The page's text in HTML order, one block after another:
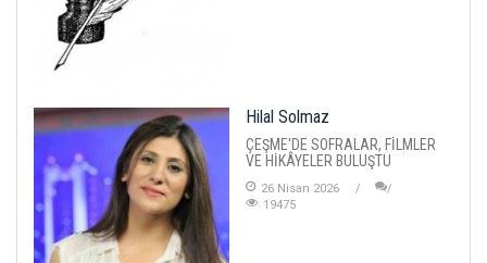
Hilal Solmaz
ÇEŞME'DE SOFRALAR, FİLMLER
VE HİKÂYELER BULUŞTU
26 Nisan 2026
19475